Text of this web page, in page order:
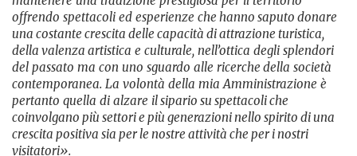
offrendo spettacoli ed esperienze che hanno saputo donare
una costante crescita delle capacità di attrazione turistica,
della valenza artistica e culturale, nell’ottica degli splendori
del passato ma con uno sguardo alle ricerche della società
contemporanea. La volontà della mia Amministrazione è
pertanto quella di alzare il sipario su spettacoli che
coinvolgano più settori e più generazioni nello spirito di una
crescita positiva sia per le nostre attività che per i nostri
visitatori».